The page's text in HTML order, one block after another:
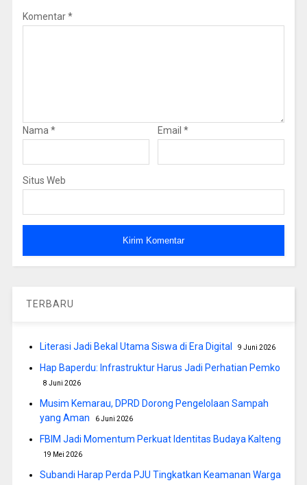
Komentar*
Nama * Email *
Situs Web
TERBARU
Literasi Jadi Bekal Utama Siswa di Era Digital 9 Juni 2026
Hap Baperdu: Infrastruktur Harus Jadi Perhatian Pemko
8 Juni 2026
Musim Kemarau, DPRD Dorong Pengelolaan Sampah
yang Aman
6 Juni 2026
FBIM Jadi Momentum Perkuat Identitas Budaya Kalteng
19 Mei 2026
Subandi Harap Perda PJU Tingkatkan Keamanan Warga